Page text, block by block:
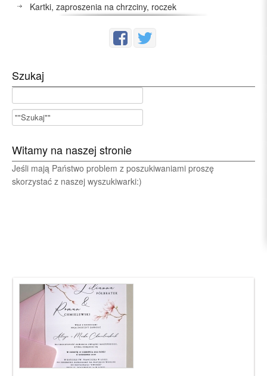
Kartki, zaproszenia na chrzciny, roczek
Szukaj
Witamy na naszej stronie
Jeśli mają Państwo problem z poszukiwaniami proszę
skorzystać z naszej wyszukiwarki:)